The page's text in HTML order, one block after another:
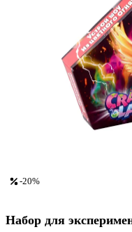
-20%
Набор для